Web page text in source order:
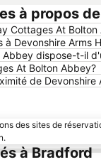
à propos
Cottages At Bolton
Devonshire Arms
Abbey dispose-t-il
At Bolton Abbey?
de
des sites de
à Bradford